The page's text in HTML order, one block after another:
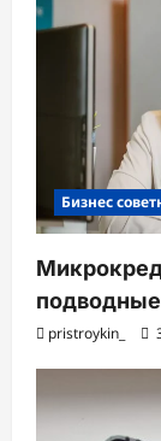
Бизнес
pristroykin_